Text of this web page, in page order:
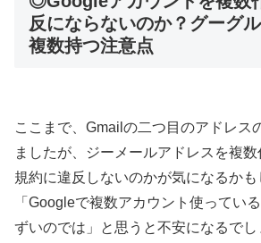
反にならないのか？グーグ
複数持つ注意点
ここまで、Gmailの二つ目のアドレス
ましたが、ジーメールアドレスを複
規約に違反しないのかが気になるかも
「Googleで複数アカウント使ってい
ずいのでは」と思うと不安になるで